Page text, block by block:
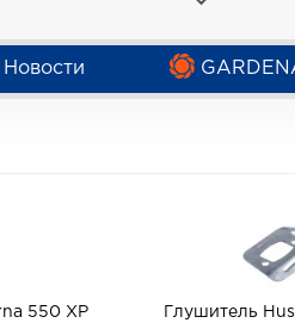
Новости
550 XP Глушитель